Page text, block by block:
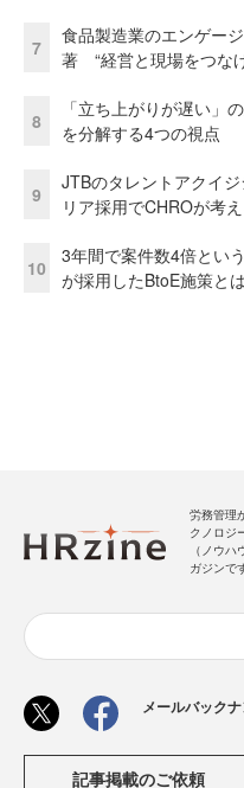
7
食品製造業のエンゲー
著 “経営と現場をつな
8
「立ち上がりが遅い
を分解する4つの視点
9
JTBのタレントアクイ
リア採用でCHROが考
10
3年間で案件数4倍とい
が採用したBtoE施策とは
労務管理
クノロジ
（ノウ
ガジンで
メールバック
記事掲載のご依頼